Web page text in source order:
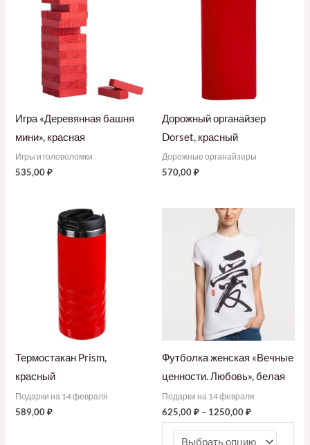
Игра «Деревянная башня
мини», красная
Игры и головоломки
535,00₽
Дорожный органайзер
Dorset, красный
Дорожные органайзеры
570,00₽
Термостакан Prism,
красный
Подарки на 14 февраля
589,00₽
Футболка женская «Вечные
ценности. Любовь», белая
Подарки на 14 февраля
625,00₽ – 1250,00₽